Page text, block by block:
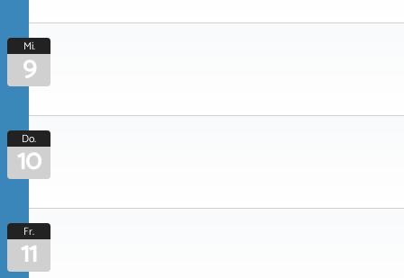
Mi.
9
Do.
10
Fr.
11